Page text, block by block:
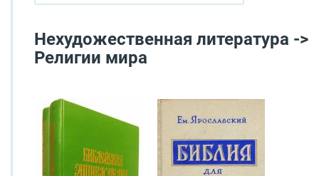
Нехудожественная литература ->
Религии мира